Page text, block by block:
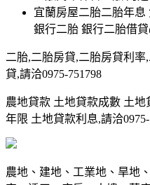
宜蘭房屋二胎二胎年
銀行二胎 銀行二胎借貸
二胎,二胎房貸,二胎房貸利
貸,請洽0975-751798
農地貸款 土地貸款成數 土
年限 土地貸款利息,請洽0975-
農地、建地、工業地、旱地